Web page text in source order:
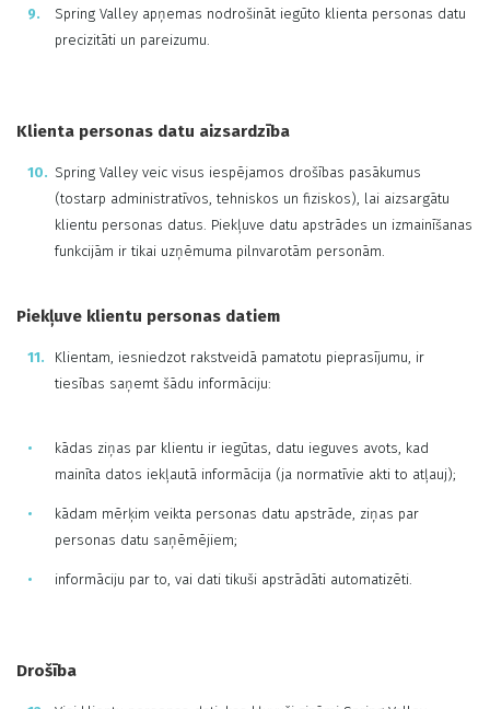
Spring Valley apņemas nodrošināt iegūto klienta personas datu
precizitāti un pareizumu.
Klienta personas datu aizsardzība
Spring Valley veic visus iespējamos drošības pasākumus
(tostarp administratīvos, tehniskos un fiziskos), lai aizsargātu
klientu personas datus. Piekļuve datu apstrādes un izmainīšanas
funkcijām ir tikai uzņēmuma pilnvarotām personām.
Piekļuve klientu personas datiem
Klientam, iesniedzot rakstveidā pamatotu pieprasījumu, ir
tiesības saņemt šādu informāciju:
kādas ziņas par klientu ir iegūtas, datu ieguves avots, kad
mainīta datos iekļautā informācija (ja normatīvie akti to atļauj);
kādam mērķim veikta personas datu apstrāde, ziņas par
personas datu saņēmējiem;
informāciju par to, vai dati tikuši apstrādāti automatizēti.
Drošība